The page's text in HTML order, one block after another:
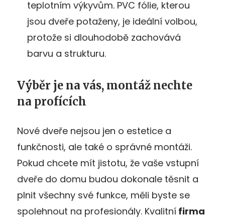
teplotním výkyvům. PVC fólie, kterou
jsou dveře potaženy, je ideální volbou,
protože si dlouhodobě zachovává
barvu a strukturu​​.
Výběr je na vás, montáž nechte
na profících
Nové dveře nejsou jen o estetice a
funkčnosti, ale také o správné montáži.
Pokud chcete mít jistotu, že vaše vstupní
dveře do domu budou dokonale těsnit a
plnit všechny své funkce, měli byste se
spolehnout na profesionály. Kvalitní firma